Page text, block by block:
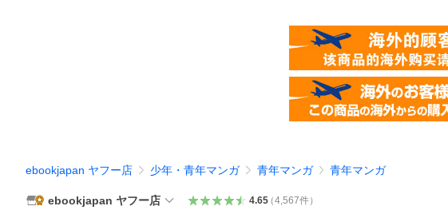
ebookjapan ヤフー店 少年・青年マンガ 青年マンガ 青年マンガ
ebookjapan ヤフー店 4.65（4,567件）